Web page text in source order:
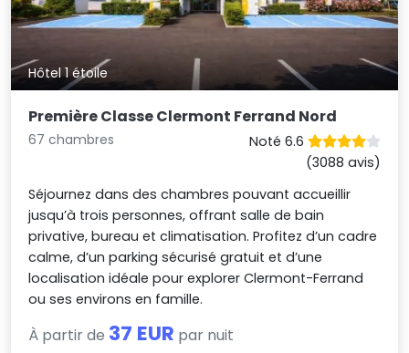
Hôtel 1 étoile
Première Classe Clermont Ferrand Nord
67 chambres
Noté 6.6
(3088 avis)
Séjournez dans des chambres pouvant accueillir
jusqu’à trois personnes, offrant salle de bain
privative, bureau et climatisation. Profitez d’un cadre
calme, d’un parking sécurisé gratuit et d’une
localisation idéale pour explorer Clermont-Ferrand
ou ses environs en famille.
À partir de 37 EUR par nuit